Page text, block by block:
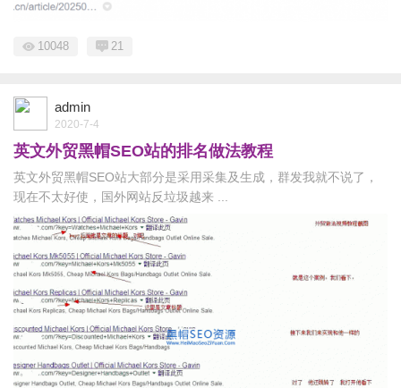
10048 21
admin
2020-7-4
英文外贸黑帽SEO站的排名做法教程
英文外贸黑帽SEO站大部分是采用采集及生成，群发我就不说了，
现在不太好使，国外网站反垃圾越来 ...